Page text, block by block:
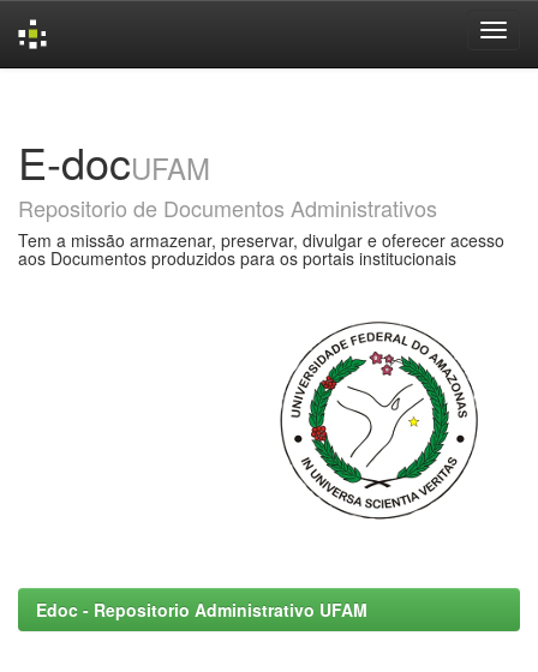
E-docUFAM
Repositorio de Documentos Administrativos
Tem a missão armazenar, preservar, divulgar e oferecer acesso
aos Documentos produzidos para os portais institucionais
Edoc - Repositorio Administrativo UFAM